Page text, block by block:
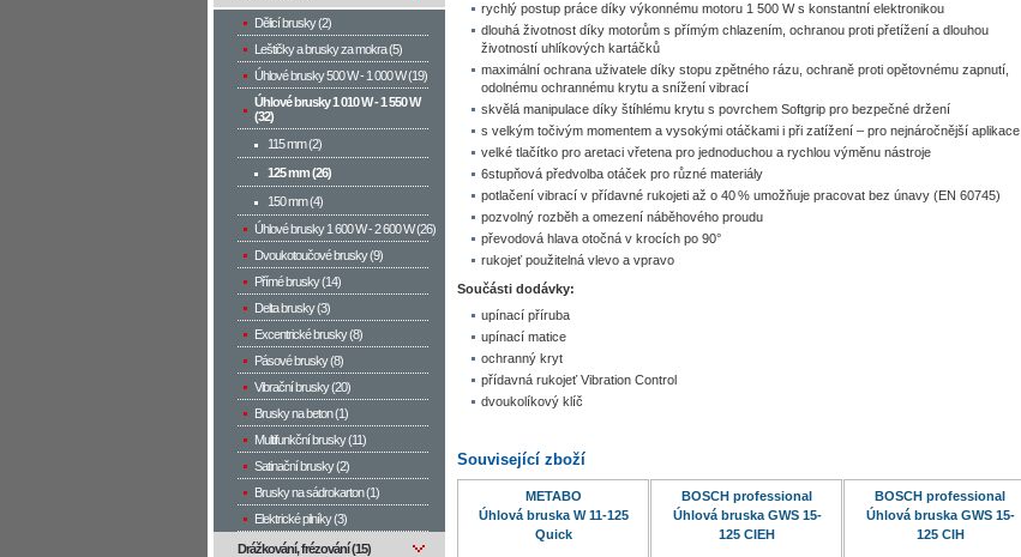
rychlý postup práce díky výkonnému motoru 1 500 W s konstantní elektronikou
dlouhá životnost díky motorům s přímým chlazením, ochranou proti přetížení a dlouhou
životností uhlíkových kartáčků
maximální ochrana uživatele díky stopu zpětného rázu, ochraně proti opětovnému zapnutí,
odolnému ochrannému krytu a snížení vibrací
skvělá manipulace díky štíhlému krytu s povrchem Softgrip pro bezpečné držení
s velkým točivým momentem a vysokými otáčkami i při zatížení – pro nejnáročnější aplikace
velké tlačítko pro aretaci vřetena pro jednoduchou a rychlou výměnu nástroje
6stupňová předvolba otáček pro různé materiály
potlačení vibrací v přídavné rukojeti až o 40 % umožňuje pracovat bez únavy (EN 60745)
pozvolný rozběh a omezení náběhového proudu
převodová hlava otočná v krocích po 90°
rukojeť použitelná vlevo a vpravo
Součásti dodávky:
upínací příruba
upínací matice
ochranný kryt
přídavná rukojeť Vibration Control
dvoukolíkový klíč
Související zboží
METABO
Úhlová bruska W 11-125
Quick
BOSCH professional
Úhlová bruska GWS 15-
125 CIEH
BOSCH professional
Úhlová bruska GWS 15-
125 CIH
Dělicí brusky (2)
Leštičky a brusky za mokra (5)
Úhlové brusky 500 W­ - 1 000 W (19)
Úhlové brusky 1 010 W - 1 550 W
(32)
115 mm (2)
125 mm (26)
150 mm (4)
Úhlové brusky 1 600 W - 2 600 W (26)
Dvoukotoučové brusky (9)
Přímé brusky (14)
Delta brusky (3)
Excentrické brusky (8)
Pásové brusky (8)
Vibrační brusky (20)
Brusky na beton (1)
Multifunkční brusky (11)
Satinační brusky (2)
Brusky na sádrokarton (1)
Elektrické pilníky (3)
Drážkování, frézování (15)